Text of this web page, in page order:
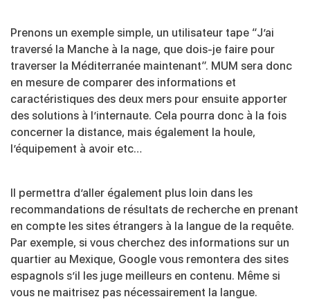
Prenons un exemple simple, un utilisateur tape “J’ai
traversé la Manche à la nage, que dois-je faire pour
traverser la Méditerranée maintenant”. MUM sera donc
en mesure de comparer des informations et
caractéristiques des deux mers pour ensuite apporter
des solutions à l’internaute. Cela pourra donc à la fois
concerner la distance, mais également la houle,
l’équipement à avoir etc…
Il permettra d’aller également plus loin dans les
recommandations de résultats de recherche en prenant
en compte les sites étrangers à la langue de la requête.
Par exemple, si vous cherchez des informations sur un
quartier au Mexique, Google vous remontera des sites
espagnols s’il les juge meilleurs en contenu. Même si
vous ne maitrisez pas nécessairement la langue.